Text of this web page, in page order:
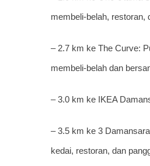
membeli-belah, restoran,
– 2.7 km ke The Curve:
membeli-belah dan
– 3.0 km ke IKEA
– 3.5 km ke 3
kedai, restoran, dan